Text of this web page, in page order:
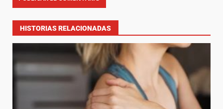
HISTORIAS RELACIONADAS